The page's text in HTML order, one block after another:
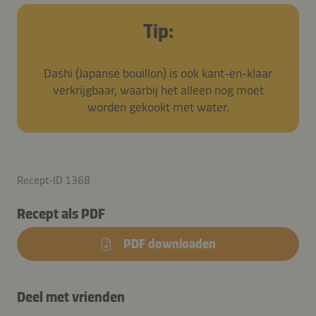
Tip:
Dashi (Japanse bouillon) is ook kant-en-klaar
verkrijgbaar, waarbij het alleen nog moet
worden gekookt met water.
Recept-ID 1368
Recept als PDF
PDF downloaden
Deel met vrienden